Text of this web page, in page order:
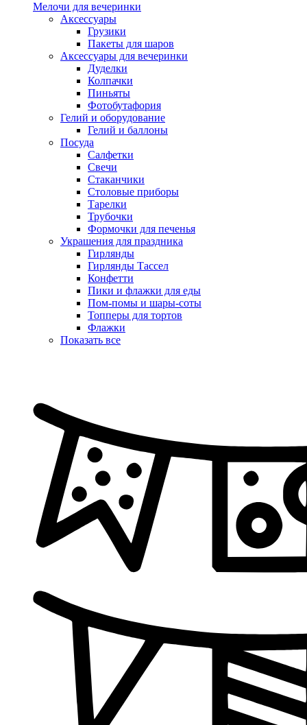
Мелочи для вечеринки
Аксессуары
Грузики
Пакеты для шаров
Аксессуары для вечеринки
Дуделки
Колпачки
Пиньяты
Фотобутафория
Гелий и оборудование
Гелий и баллоны
Посуда
Салфетки
Свечи
Стаканчики
Столовые приборы
Тарелки
Трубочки
Формочки для печенья
Украшения для праздника
Гирлянды
Гирлянды Тассел
Конфетти
Пики и флажки для еды
Пом-помы и шары-соты
Топперы для тортов
Флажки
Показать все